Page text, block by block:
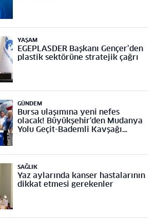
YAŞAM
EGEPLASDER Başkanı Gençer’den
plastik sektörüne stratejik çağrı
GÜNDEM
Bursa ulaşımına yeni nefes
olacak! Büyükşehir'den Mudanya
Yolu Geçit-Bademli Kavşağı
SAĞLIK
Yaz aylarında kanser hastalarının
dikkat etmesi gerekenler